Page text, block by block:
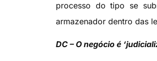
processo do tipo se
armazenador dentro das
DC – O negócio é